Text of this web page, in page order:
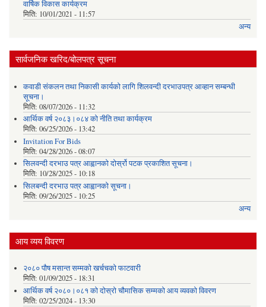
वार्षिक विकास कार्यक्रम
मिति: 10/01/2021 - 11:57
अन्य
सार्वजनिक खरिद/बोलपत्र सूचना
कवाडी संकलन तथा निकासी कार्यको लागि शिलवन्दी दरभाउपत्र आव्हान सम्बन्धी
सूचना।
मिति: 08/07/2026 - 11:32
आर्थिक वर्ष २०८३।०८४ को नीति तथा कार्यक्रम
मिति: 06/25/2026 - 13:42
Invitation For Bids
मिति: 04/28/2026 - 08:07
सिलवन्दी दरभाउ पत्र आह्वानको दोर्स्रो पटक प्रकाशित सूचना।
मिति: 10/28/2025 - 10:18
सिलबन्दी दरभाउ पत्र आह्वानको सूचना।
मिति: 09/26/2025 - 10:25
अन्य
आय व्यय विवरण
२०८० पौष मसान्त सम्मको खर्चचको फाटवारी
मिति: 01/09/2025 - 18:31
आर्थिक वर्ष २०८०।०८१ को दोस्रो चौमासिक सम्मको आय व्यवको विवरण
मिति: 02/25/2024 - 13:30